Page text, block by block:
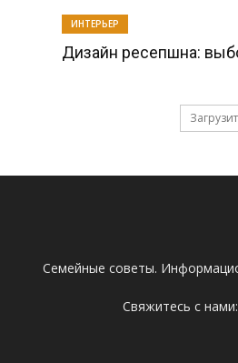
ИНТЕРЬЕР
Дизайн ресепшна:
Семейные советы.
Свяжитесь с нами: